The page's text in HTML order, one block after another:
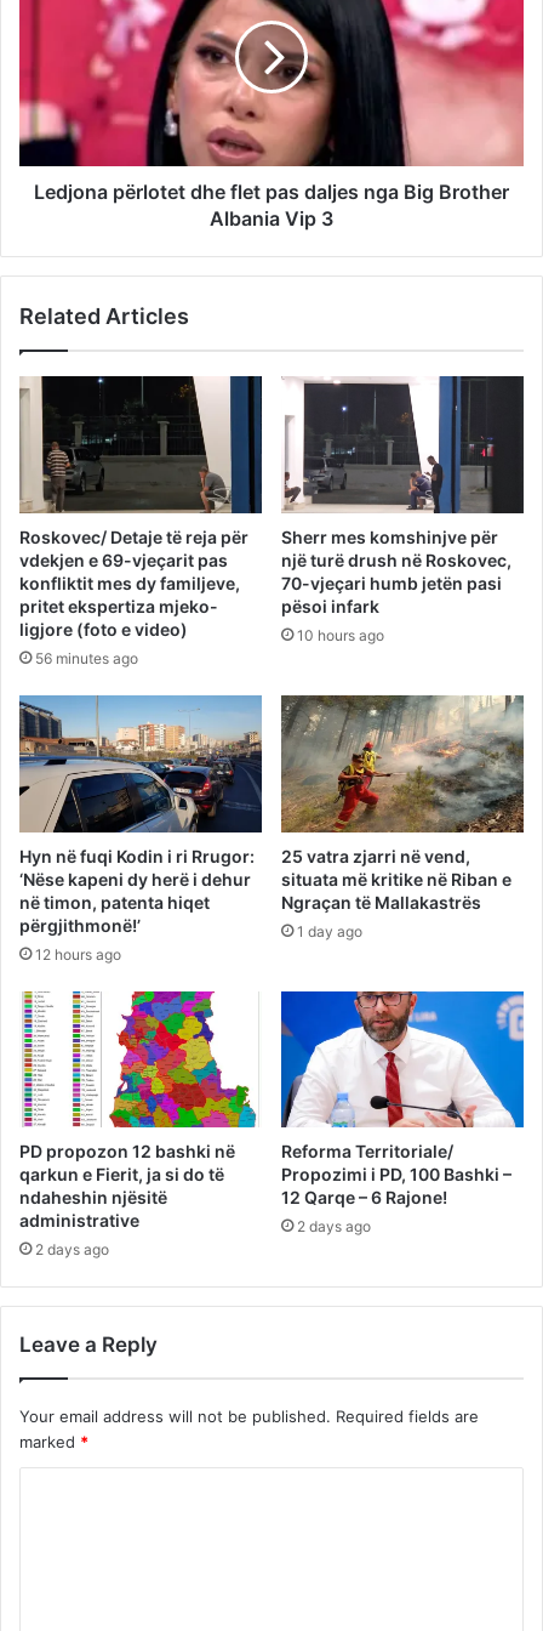
Ledjona përlotet dhe flet pas daljes nga Big Brother
Albania Vip 3
Related Articles
Roskovec/ Detaje të reja për
vdekjen e 69-vjeçarit pas
konfliktit mes dy familjeve,
pritet ekspertiza mjeko-
ligjore (foto e video)
56 minutes ago
Sherr mes komshinjve për
një turë drush në Roskovec,
70-vjeçari humb jetën pasi
pësoi infark
10 hours ago
Hyn në fuqi Kodin i ri Rrugor:
‘Nëse kapeni dy herë i dehur
në timon, patenta hiqet
përgjithmonë!’
12 hours ago
25 vatra zjarri në vend,
situata më kritike në Riban e
Ngraçan të Mallakastrës
1 day ago
PD propozon 12 bashki në
qarkun e Fierit, ja si do të
ndaheshin njësitë
administrative
2 days ago
Reforma Territoriale/
Propozimi i PD, 100 Bashki –
12 Qarqe – 6 Rajone!
2 days ago
Leave a Reply
Your email address will not be published. Required fields are
marked *